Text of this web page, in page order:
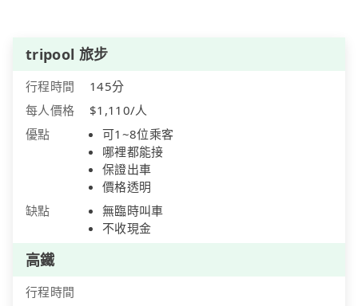
tripool 旅步
行程時間
145分
每人價格
$1,110/人
優點
可1~8位乘客
哪裡都能接
保證出車
價格透明
缺點
無臨時叫車
不收現金
高鐵
行程時間